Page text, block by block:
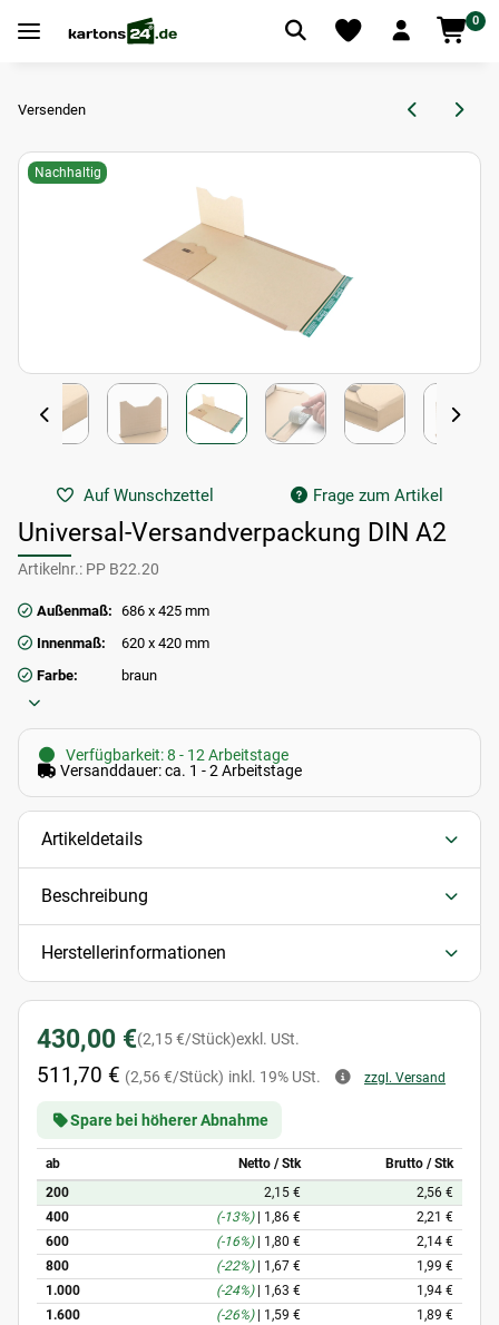
0
Versenden
Nachhaltig
Auf Wunschzettel Frage zum Artikel
Universal-Versandverpackung DIN A2
Artikelnr.: PP B22.20
Außenmaß: 686 x 425 mm
Innenmaß:
620 x 420 mm
Farbe:
braun
Verfügbarkeit: 8 - 12 Arbeitstage
Versanddauer: ca. 1 - 2 Arbeitstage
Artikeldetails
Beschreibung
Herstellerinformationen
430,00 €(2,15 €/Stück)exkl. USt.
511,70 € (2,56 €/Stück) inkl. 19% USt. zzgl. Versand
Spare bei höherer Abnahme
ab Netto / Stk
Brutto / Stk
200
2,15 €
2,56 €
400
(-13%) 1,86 €
2,21 €
600
(-16%) 1,80 €
2,14 €
800
(-22%) 1,67 €
1,99 €
1.000
(-24%) 1,63 €
1,94 €
1.600
(-26%) 1,59 € 1,89 €